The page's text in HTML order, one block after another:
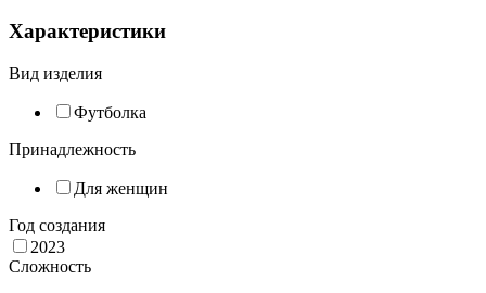
Характеристики
Вид изделия
Футболка
Принадлежность
Для женщин
Год создания
2023
Сложность